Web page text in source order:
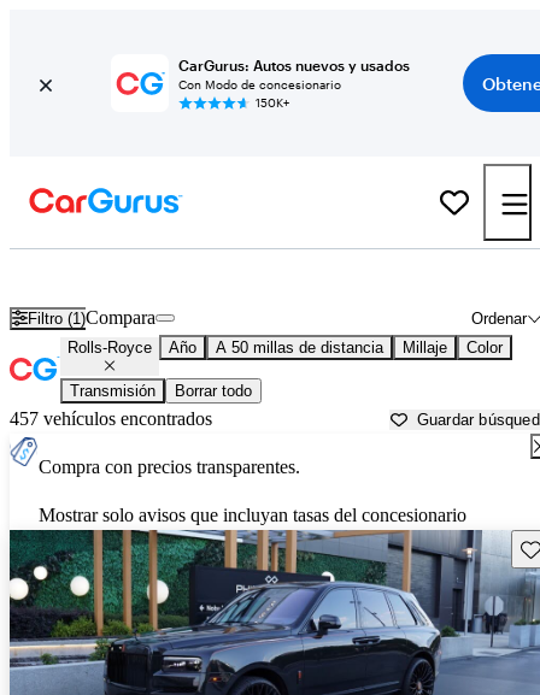
CarGurus: Autos nuevos y usados
Con Modo de concesionario
150K+
Filtro (1) Ordenar
Compara
Rolls-Royce Año A 50 millas de distancia Millaje Color
Transmisión Borrar todo
457 vehículos encontrados Guardar
Compra con precios transparentes.
Mostrar solo avisos que incluyan tasas del concesionario